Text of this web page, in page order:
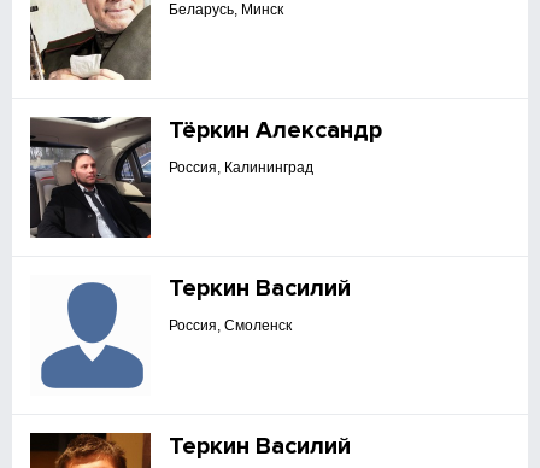
Беларусь, Минск
Тёркин Александр
Россия, Калининград
Теркин Василий
Россия, Смоленск
Теркин Василий